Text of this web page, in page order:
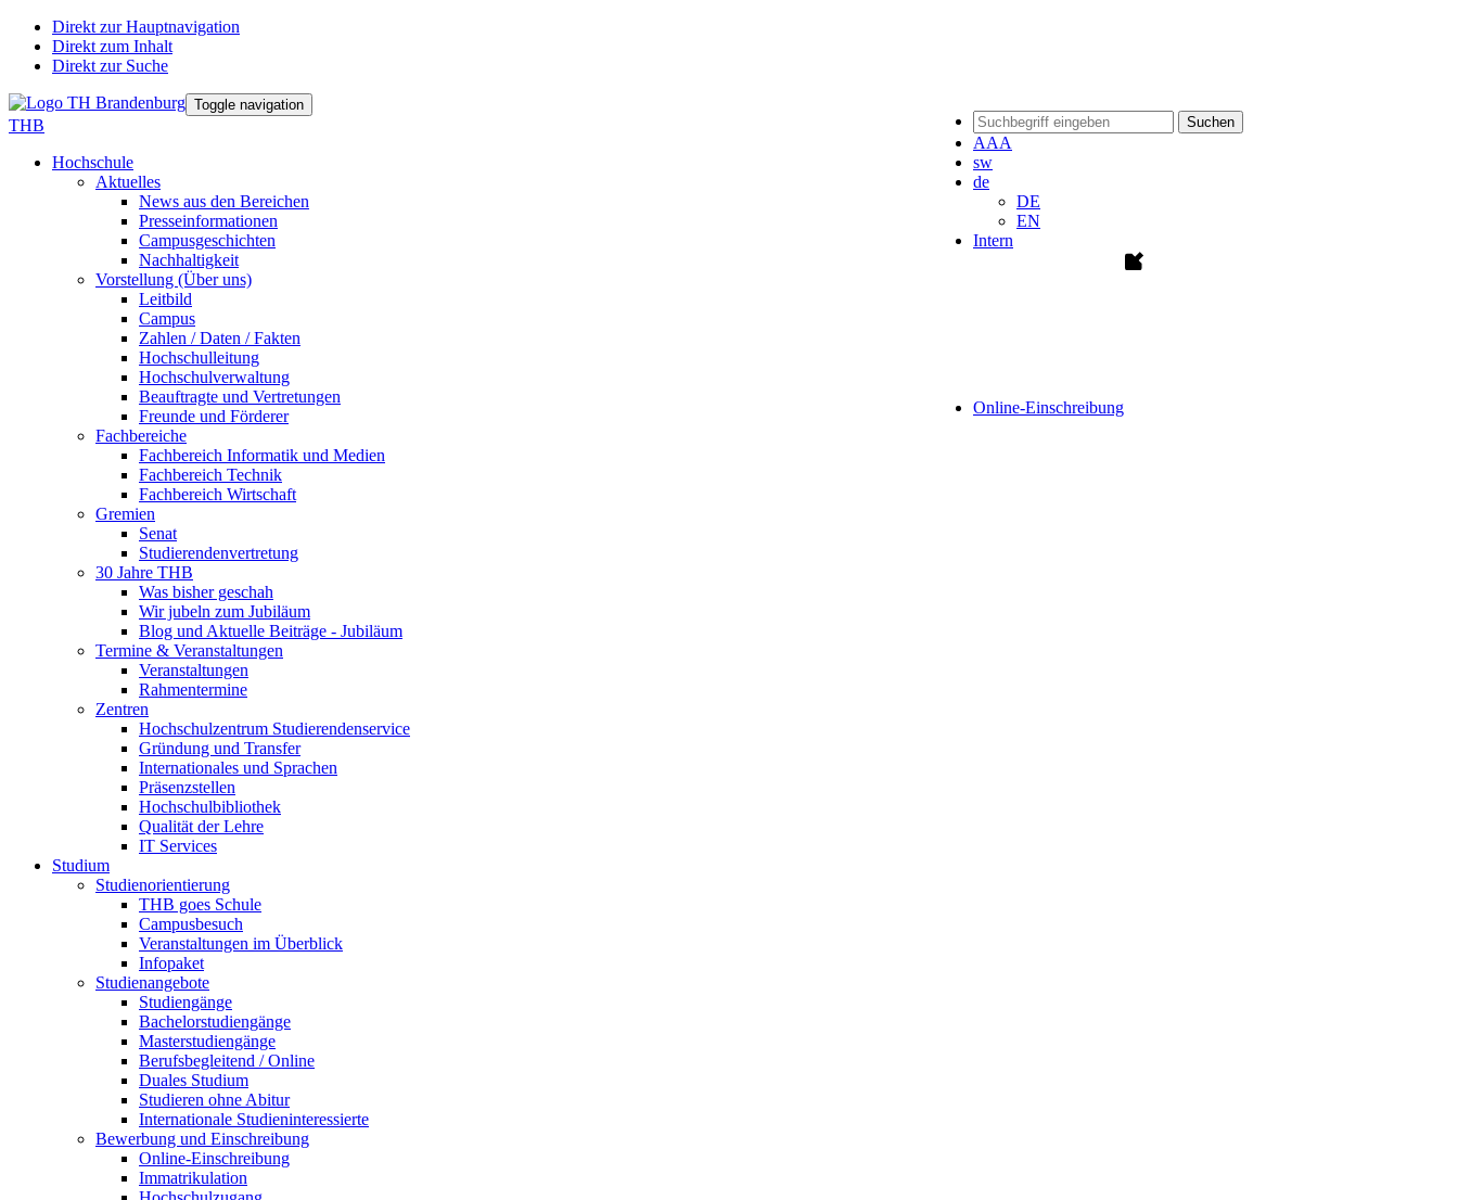
Direkt zur Hauptnavigation
Direkt zum Inhalt
Direkt zur Suche
Suchen
AAA
sw
de
DE
EN
Intern
Online-Einschreibung
Toggle navigation
THB
Hochschule
Aktuelles
News aus den Bereichen
Presseinformationen
Campusgeschichten
Nachhaltigkeit
Vorstellung (Über uns)
Leitbild
Campus
Zahlen / Daten / Fakten
Hochschulleitung
Hochschulverwaltung
Beauftragte und Vertretungen
Freunde und Förderer
Fachbereiche
Fachbereich Informatik und Medien
Fachbereich Technik
Fachbereich Wirtschaft
Gremien
Senat
Studierendenvertretung
30 Jahre THB
Was bisher geschah
Wir jubeln zum Jubiläum
Blog und Aktuelle Beiträge - Jubiläum
Termine & Veranstaltungen
Veranstaltungen
Rahmentermine
Zentren
Hochschulzentrum Studierendenservice
Gründung und Transfer
Internationales und Sprachen
Präsenzstellen
Hochschulbibliothek
Qualität der Lehre
IT Services
Studium
Studienorientierung
THB goes Schule
Campusbesuch
Veranstaltungen im Überblick
Infopaket
Studienangebote
Studiengänge
Bachelorstudiengänge
Masterstudiengänge
Berufsbegleitend / Online
Duales Studium
Studieren ohne Abitur
Internationale Studieninteressierte
Bewerbung und Einschreibung
Online-Einschreibung
Immatrikulation